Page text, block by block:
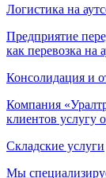
Логистика на
Предприятие
как перевозка на
Консолидация и
Компания
клиентов услугу
Складские услуги
Мы